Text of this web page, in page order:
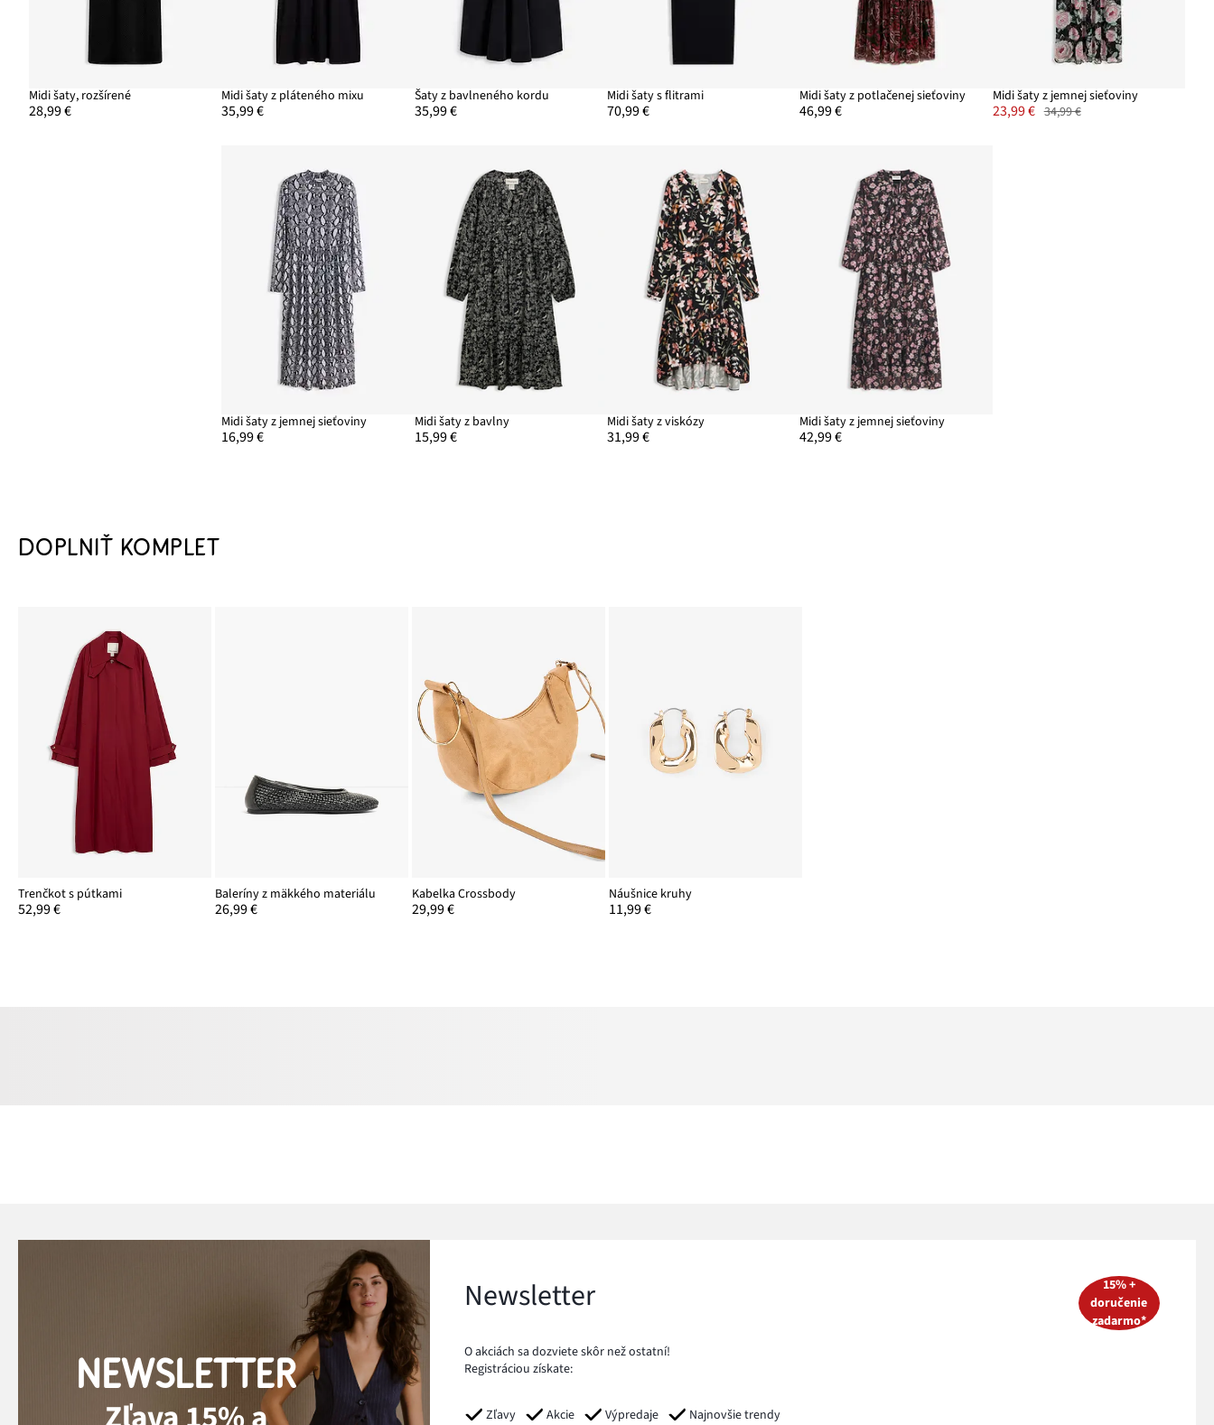
Midi šaty, rozšírené
28,99 €
Midi šaty z pláteného mixu
35,99 €
Šaty z bavlneného kordu
35,99 €
Midi šaty s flitrami
70,99 €
Midi šaty z potlačenej sieťoviny
46,99 €
Midi šaty z jemnej sieťoviny
23,99 € 34,99 €
Midi šaty z jemnej sieťoviny
16,99 €
Midi šaty z bavlny
15,99 €
Midi šaty z viskózy
31,99 €
Midi šaty z jemnej sieťoviny
42,99 €
DOPLNIŤ KOMPLET
Trenčkot s pútkami
52,99 €
Baleríny z mäkkého materiálu
26,99 €
Kabelka Crossbody
29,99 €
Náušnice kruhy
11,99 €
NEWSLETTER
Newsletter
O akciách sa dozviete skôr než ostatní!
Registráciou získate:
Zľavy Akcie Výpredaje Najnovšie trendy
15% +
doručenie
zadarmo*